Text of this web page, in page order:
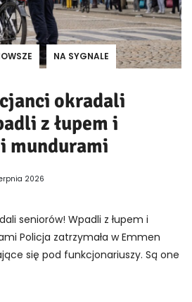
NA SYGNALE
okradali
z łupem i
mundurami
2026
seniorów! Wpadli z łupem i
Policja zatrzymała w Emmen
się pod funkcjonariuszy. Są one